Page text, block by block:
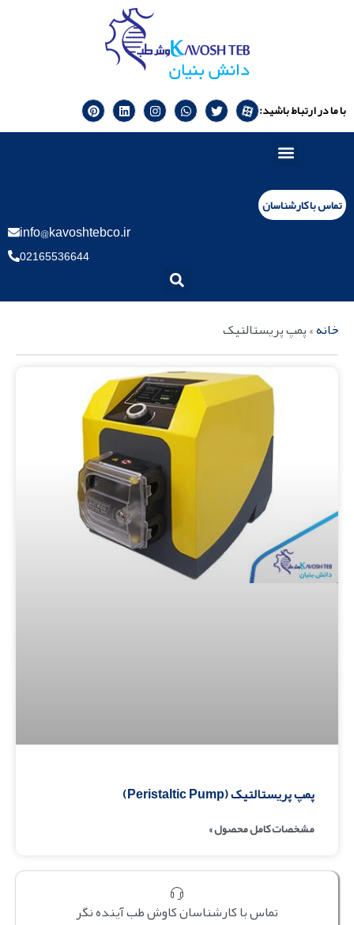
با ما در ارتباط باشید:
تماس با کارشناسان
info@kavoshtebco.ir
02165536644
خانه»پمپ پریستالتیک
پمپ پریستالتیک (Peristaltic Pump)
مشخصات کامل محصول »
تماس با کارشناسان کاوش طب آینده نگر